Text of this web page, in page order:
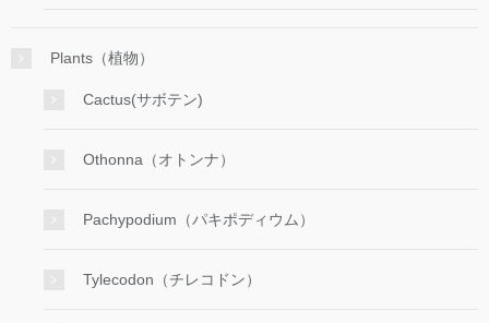
Plants（植物）
Cactus(サボテン)
Othonna（オトンナ）
Pachypodium（パキポディウム）
Tylecodon（チレコドン）